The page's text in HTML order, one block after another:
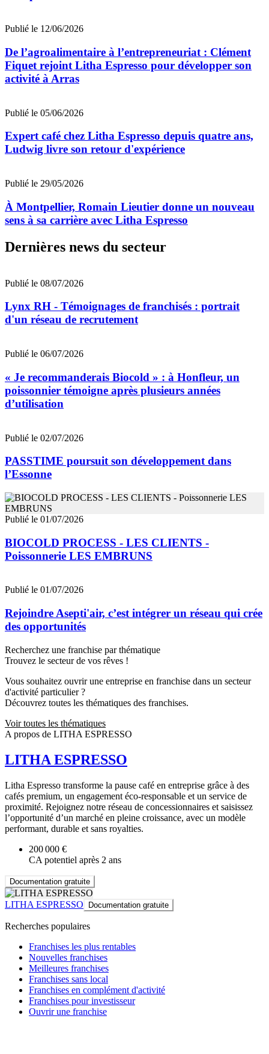
Publié le 12/06/2026
De l’agroalimentaire à l’entrepreneuriat : Clément
Fiquet rejoint Litha Espresso pour développer son
activité à Arras
Publié le 05/06/2026
Expert café chez Litha Espresso depuis quatre ans,
Ludwig livre son retour d'expérience
Publié le 29/05/2026
À Montpellier, Romain Lieutier donne un nouveau
sens à sa carrière avec Litha Espresso
Dernières news du secteur
Publié le 08/07/2026
Lynx RH - Témoignages de franchisés : portrait
d'un réseau de recrutement
Publié le 06/07/2026
« Je recommanderais Biocold » : à Honfleur, un
poissonnier témoigne après plusieurs années
d’utilisation
Publié le 02/07/2026
PASSTIME poursuit son développement dans
l’Essonne
Publié le 01/07/2026
BIOCOLD PROCESS - LES CLIENTS -
Poissonnerie LES EMBRUNS
Publié le 01/07/2026
Rejoindre Asepti'air, c’est intégrer un réseau qui crée
des opportunités
Recherchez une franchise par thématique
Trouvez le secteur de vos rêves !
Vous souhaitez ouvrir une entreprise en franchise dans un secteur
d'activité particulier ?
Découvrez toutes les thématiques des franchises.
Voir toutes les thématiques
A propos de LITHA ESPRESSO
LITHA ESPRESSO
Litha Espresso transforme la pause café en entreprise grâce à des
cafés premium, un engagement éco-responsable et un service de
proximité. Rejoignez notre réseau de concessionnaires et saisissez
l’opportunité d’un marché en pleine croissance, avec un modèle
performant, durable et sans royalties.
200 000 €
CA potentiel après 2 ans
Documentation gratuite
LITHA ESPRESSO Documentation gratuite
Recherches populaires
Franchises les plus rentables
Nouvelles franchises
Meilleures franchises
Franchises sans local
Franchises en complément d'activité
Franchises pour investisseur
Ouvrir une franchise